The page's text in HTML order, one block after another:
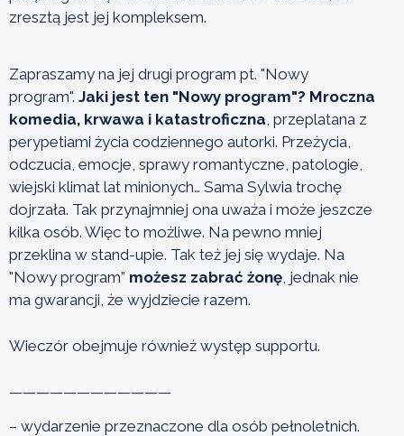
zresztą jest jej kompleksem.
Zapraszamy na jej drugi program pt. "Nowy
program". Jaki jest ten "Nowy program"? Mroczna
komedia, krwawa i katastroficzna , przeplatana z
perypetiami życia codziennego autorki. Przeżycia,
odczucia, emocje, sprawy romantyczne, patologie,
wiejski klimat lat minionych… Sama Sylwia trochę
dojrzała. Tak przynajmniej ona uważa i może jeszcze
kilka osób. Więc to możliwe. Na pewno mniej
przeklina w stand-upie. Tak też jej się wydaje. Na
"Nowy program” możesz zabrać żonę , jednak nie
ma gwarancji, że wyjdziecie razem.
Wieczór obejmuje również występ supportu.
————————————
– wydarzenie przeznaczone dla osób pełnoletnich.